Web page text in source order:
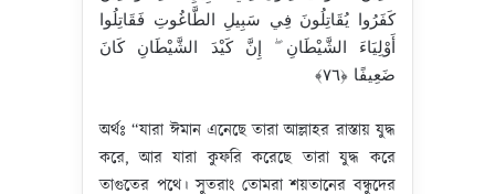
كَفَرُوا يُقَاتِلُونَ فِي سَبِيلِ الطَّاغُوتِ فَقَاتِلُوا
أَوْلِيَاءَ الشَّيْطَانِ ۖ إِنَّ كَيْدَ الشَّيْطَانِ كَانَ
ضَعِيفًا ‎﴿٧٦﴾‏
অর্থঃ “যারা ঈমান এনেছে তারা আল্লাহর রাস্তায় যুদ্ধ
করে, আর যারা কুফরি করেছে তারা যুদ্ধ করে
তাগুতের পথে। সুতরাং তোমরা শয়তানের বন্ধুদের